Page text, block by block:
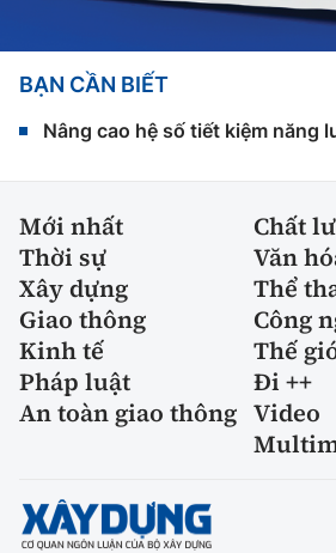
BẠN CẦN BIẾT
Nâng cao hệ số tiết kiệm năng
Mới nhất
Chất
Thời sự
Văn
Xây dựng
Thể
Giao thông
Công
Kinh tế
Thế
Pháp luật
Đi ++
An toàn giao thông Video